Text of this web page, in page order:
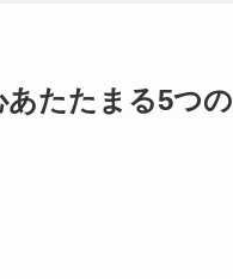
あたたまる5つの